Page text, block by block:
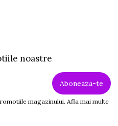
noastre
magazinului. Afla mai multe